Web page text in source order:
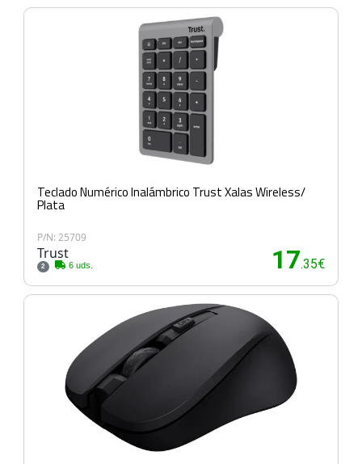
Teclado Numérico Inalámbrico Trust Xalas Wireless/
Plata
P/N: 25709
Trust
2 6 uds. 17.35€